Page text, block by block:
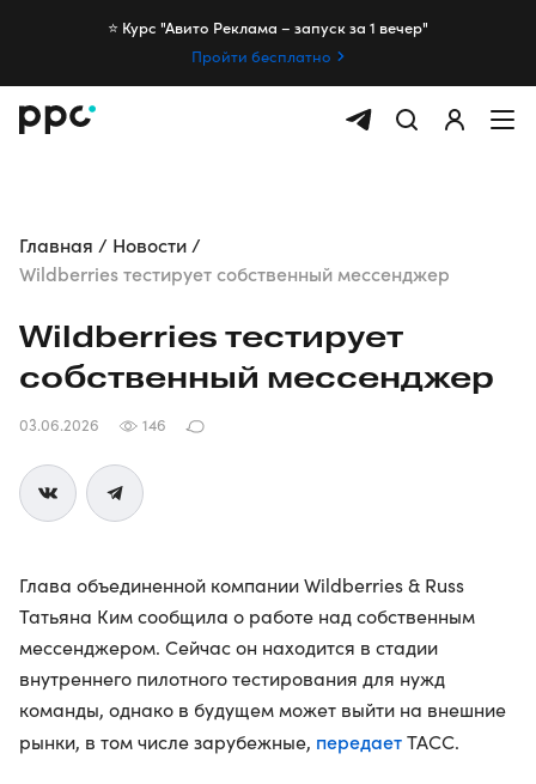
⭐️ Курс "Авито Реклама – запуск за 1 вечер"
Пройти бесплатно
Главная
Новости
Wildberries тестирует собственный мессенджер
Wildberries тестирует
собственный мессенджер
03.06.2026 146
Глава объединенной компании Wildberries & Russ
Татьяна Ким сообщила о работе над собственным
мессенджером. Сейчас он находится в стадии
внутреннего пилотного тестирования для нужд
команды, однако в будущем может выйти на внешние
рынки, в том числе зарубежные, передаетТАСС.